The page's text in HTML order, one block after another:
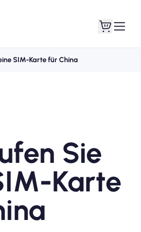
Shop-Tarife
SIM-Karte für China
Sie
Karte